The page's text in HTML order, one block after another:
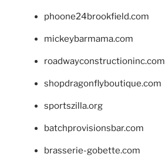
phoone24brookfield.com
mickeybarmama.com
roadwayconstructioninc.com
shopdragonflyboutique.com
sportszilla.org
batchprovisionsbar.com
brasserie-gobette.com